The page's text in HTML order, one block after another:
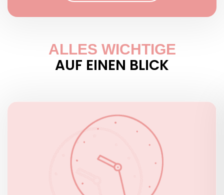
ALLES WICHTIGE
AUF EINEN BLICK
ÖFFNUNGSZEITEN